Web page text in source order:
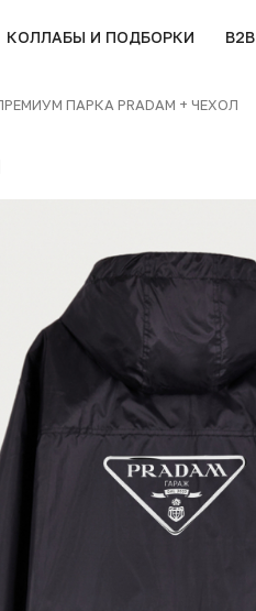
КОЛЛАБЫ И ПОДБОРКИ B2B
ПАРКА PRADAM + ЧЕХОЛ